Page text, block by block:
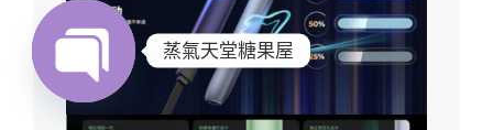
蒸氣天堂糖果屋
Open